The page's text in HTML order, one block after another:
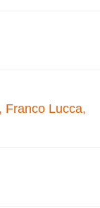
Franco Lucca,